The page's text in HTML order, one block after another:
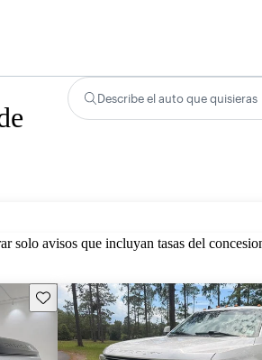
Describe el auto que quisieras
solo avisos que incluyan tasas del
Guarda este Aviso